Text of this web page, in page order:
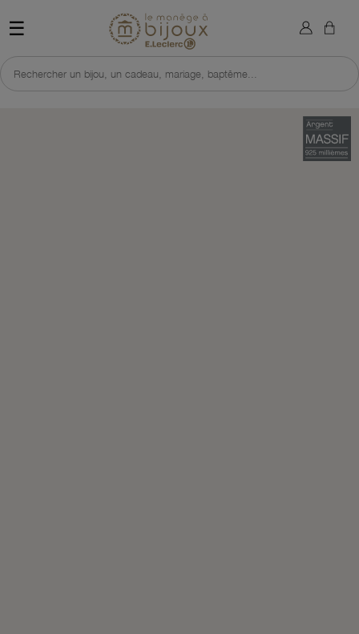
☰ Retour à l'accueil du site
Rechercher un bijou, un cadeau, mariage, baptême...
×